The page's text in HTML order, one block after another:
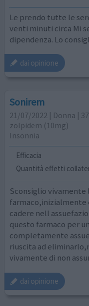
Le prendo tutte le
venti minuti circa Mi
dipendenza. Lo
dai opinione
Sonirem
21/07/2022 | Donna | 37
zolpidem (10mg)
Insonnia
Efficacia
Quantità effetti
Sconsiglio
farmaco,inizialmente
cadere nell
questo farmaco per
completamente
riuscita ad
vivamente di non
dai opinione